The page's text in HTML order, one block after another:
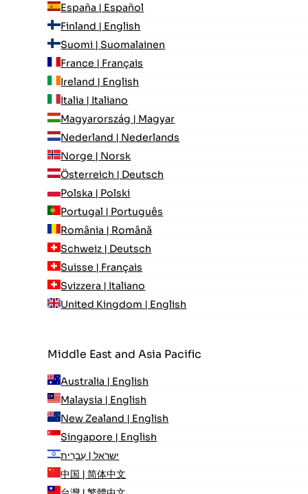
España | Español
Finland | English
Suomi | Suomalainen
France | Français
Ireland | English
Italia | Italiano
Magyarország | Magyar
Nederland | Nederlands
Norge | Norsk
Österreich | Deutsch
Polska | Polski
Portugal | Português
România | Română
Schweiz | Deutsch
Suisse | Français
Svizzera | Italiano
United Kingdom | English
Middle East and Asia Pacific
Australia | English
Malaysia | English
New Zealand | English
Singapore | English
ישראל | עִברִית
中国 | 简体中文